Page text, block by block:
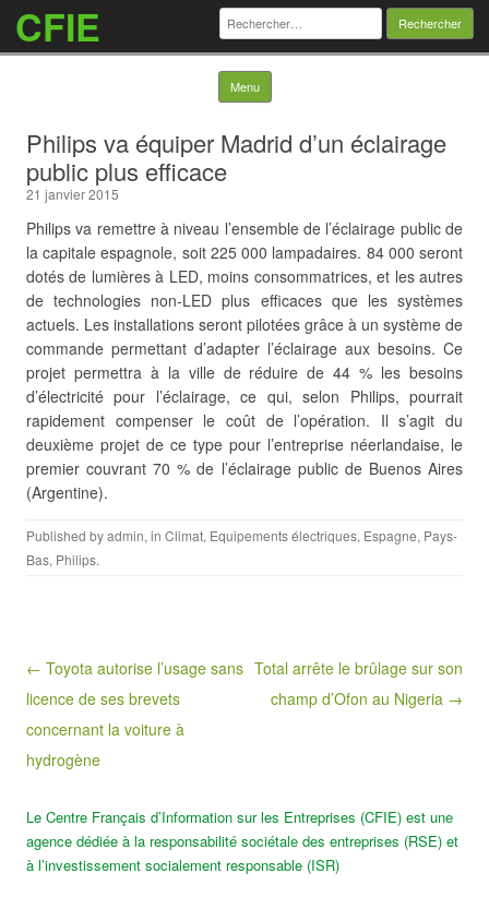
CFIE Rechercher :
Menu Skip to content
Philips va équiper Madrid d’un éclairage
public plus efficace
21 janvier 2015
Philips va remettre à niveau l’ensemble de l’éclairage public de
la capitale espagnole, soit 225 000 lampadaires. 84 000 seront
dotés de lumières à LED, moins consommatrices, et les autres
de technologies non-LED plus efficaces que les systèmes
actuels. Les installations seront pilotées grâce à un système de
commande permettant d’adapter l’éclairage aux besoins. Ce
projet permettra à la ville de réduire de 44 % les besoins
d’électricité pour l’éclairage, ce qui, selon Philips, pourrait
rapidement compenser le coût de l’opération. Il s’agit du
deuxième projet de ce type pour l’entreprise néerlandaise, le
premier couvrant 70 % de l’éclairage public de Buenos Aires
(Argentine).
Published byadmin, in Climat, Equipements électriques, Espagne, Pays-
Bas, Philips.
Post navigation
← Toyota autorise l’usage sans
licence de ses brevets
concernant la voiture à
hydrogène
Total arrête le brûlage sur son
champ d’Ofon au Nigeria →
Le Centre Français d’Information sur les Entreprises (CFIE) est une
agence dédiée à la responsabilité sociétale des entreprises (RSE) et
à l’investissement socialement responsable (ISR)